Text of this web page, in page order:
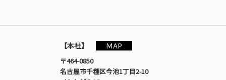
【本社】
MAP
〒464-0850
名古屋市千種区今池1丁目2-10